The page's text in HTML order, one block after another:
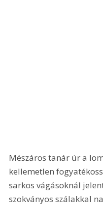
Mészáros tanár úr a
kellemetlen
sarkos vágásoknál
szokványos szálakkal